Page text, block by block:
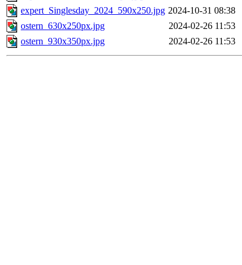
expert_Singlesday_2024_590x250.jpg 2024-10-31 08:38
ostern_630x250px.jpg
2024-02-26 11:53
ostern_930x350px.jpg
2024-02-26 11:53